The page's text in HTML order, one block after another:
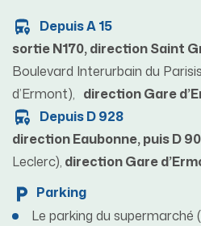
Depuis A 15
sortie N170, direction Saint
Boulevard Interurbain du
d’Ermont), direction Gare
Depuis D 928
direction Eaubonne, puis D
Leclerc), direction Gare
Parking
Le parking du supermarché (